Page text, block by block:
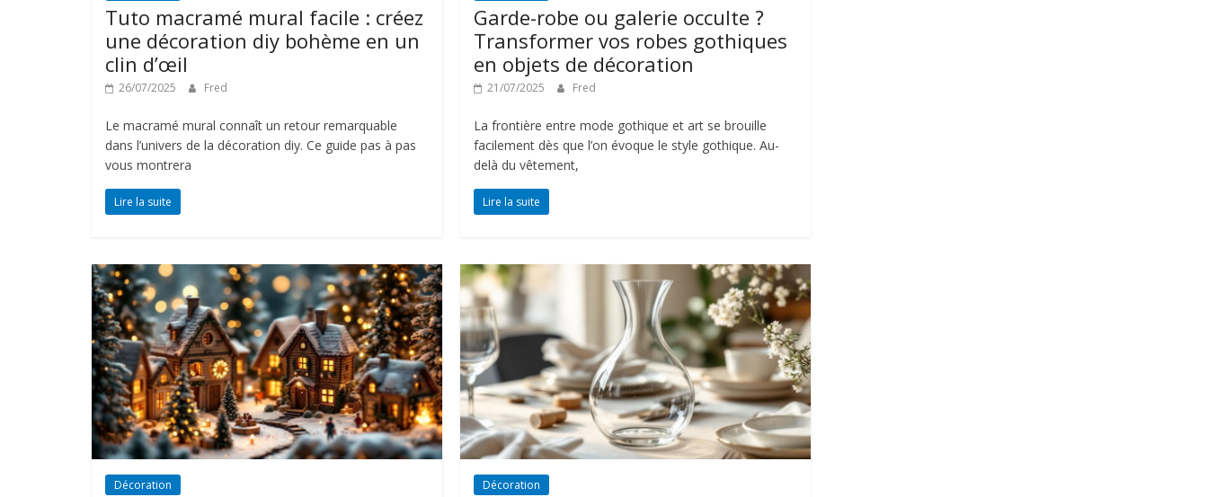
Tuto macramé mural facile : créez
une décoration diy bohème en un
clin d’œil
26/07/2025 Fred
Le macramé mural connaît un retour remarquable
dans l’univers de la décoration diy. Ce guide pas à pas
vous montrera
Lire la suite
Garde-robe ou galerie occulte ?
Transformer vos robes gothiques
en objets de décoration
21/07/2025 Fred
La frontière entre mode gothique et art se brouille
facilement dès que l’on évoque le style gothique. Au-
delà du vêtement,
Lire la suite
Décoration Décoration